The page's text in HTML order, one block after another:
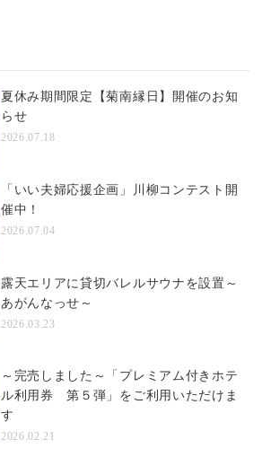
夏休み期間限定【菊南縁日】開催のお知
らせ
2026.07.18
「いい夫婦応援企画」川柳コンテスト開
催中！
2026.07.04
露天エリアに貸切バレルサウナを設置～
あがんなっせ～
2026.03.23
～完売しました～「プレミアム付きホテ
ル利用券 第５弾」をご利用いただけま
す
2026.02.21